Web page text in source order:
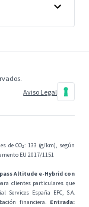
Aviso Legal
de CO₂: 133 (g/km), según
EU 2017/1151
Altitude e-Hybrid con
clientes particulares que
España EFC, S.A.
financiera. Entrada: